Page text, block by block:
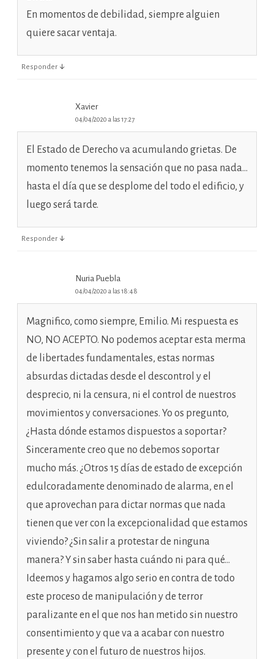
En momentos de debilidad, siempre alguien
quiere sacar ventaja.
Responder ↓
Xavier
04/04/2020 a las 17:27
El Estado de Derecho va acumulando grietas. De
momento tenemos la sensación que no pasa nada…
hasta el día que se desplome del todo el edificio, y
luego será tarde.
Responder ↓
Nuria Puebla
04/04/2020 a las 18:48
Magnifico, como siempre, Emilio. Mi respuesta es
NO, NO ACEPTO. No podemos aceptar esta merma
de libertades fundamentales, estas normas
absurdas dictadas desde el descontrol y el
desprecio, ni la censura, ni el control de nuestros
movimientos y conversaciones. Yo os pregunto,
¿Hasta dónde estamos dispuestos a soportar?
Sinceramente creo que no debemos soportar
mucho más. ¿Otros 15 días de estado de excepción
edulcoradamente denominado de alarma, en el
que aprovechan para dictar normas que nada
tienen que ver con la excepcionalidad que estamos
viviendo? ¿Sin salir a protestar de ninguna
manera? Y sin saber hasta cuándo ni para qué…
Ideemos y hagamos algo serio en contra de todo
este proceso de manipulación y de terror
paralizante en el que nos han metido sin nuestro
consentimiento y que va a acabar con nuestro
presente y con el futuro de nuestros hijos.